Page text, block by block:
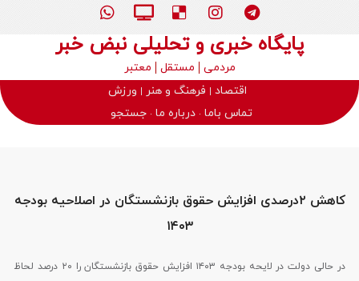
پایگاه خبری و تحلیلی نبض خبر
مردمی مستقل
معتبر
اقتصاد
فرهنگ و هنر
ورزش
تماس باما درباره ما جستجو
کاهش ۲درصدی افزایش حقوق بازنشستگان در اصلاحیه بودجه
۱۴۰۳
در حالی دولت در لایحه بودجه ۱۴۰۳ افزایش حقوق بازنشستگان را ۲۰ درصد لحاظ